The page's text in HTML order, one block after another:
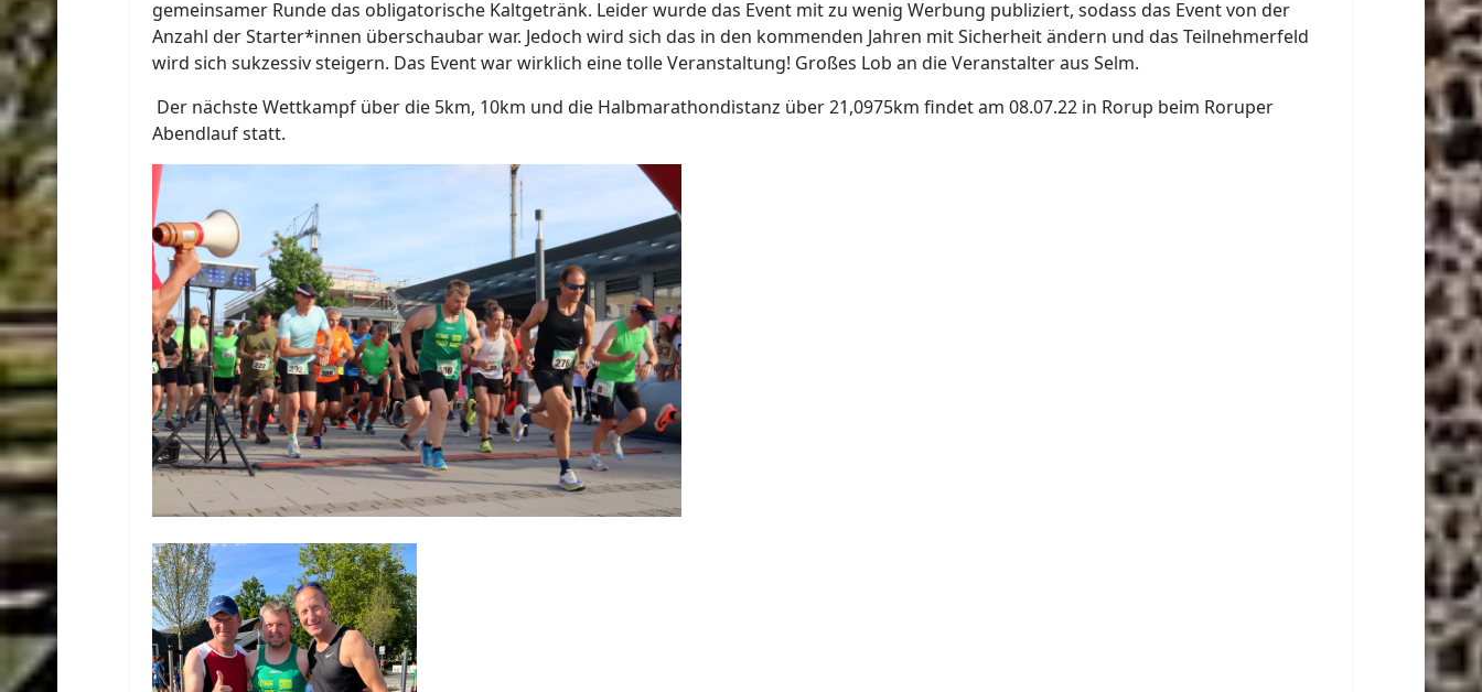
gemeinsamer Runde das obligatorische Kaltgetränk. Leider wurde das Event mit zu wenig Werbung publiziert, sodass das Event von der
Anzahl der Starter*innen überschaubar war. Jedoch wird sich das in den kommenden Jahren mit Sicherheit ändern und das Teilnehmerfeld
wird sich sukzessiv steigern. Das Event war wirklich eine tolle Veranstaltung! Großes Lob an die Veranstalter aus Selm.
Der nächste Wettkampf über die 5km, 10km und die Halbmarathondistanz über 21,0975km findet am 08.07.22 in Rorup beim Roruper
Abendlauf statt.